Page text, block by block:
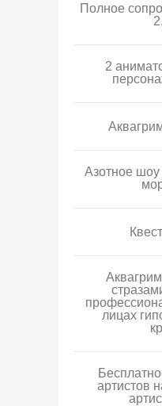
Полное
2
Азотное шоу
лицах
артистов